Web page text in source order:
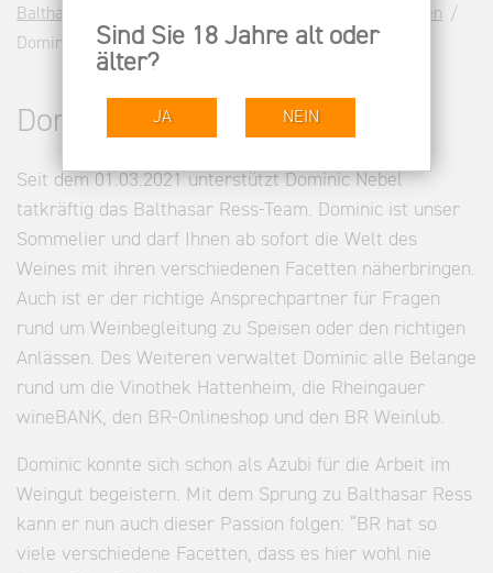
Balthasar Ress DE
Unsere Menschen
Dominic Nebel | Weingut Balthasar Ress Rheingau
Dominic Nebel
Seit dem 01.03.2021 unterstützt Dominic Nebel
tatkräftig das Balthasar Ress-Team. Dominic ist unser
Sommelier und darf Ihnen ab sofort die Welt des
Weines mit ihren verschiedenen Facetten näherbringen.
Auch ist er der richtige Ansprechpartner für Fragen
rund um Weinbegleitung zu Speisen oder den richtigen
Anlässen. Des Weiteren verwaltet Dominic alle Belange
rund um die Vinothek Hattenheim, die Rheingauer
wineBANK, den BR-Onlineshop und den BR Weinlub.
Dominic konnte sich schon als Azubi für die Arbeit im
Weingut begeistern. Mit dem Sprung zu Balthasar Ress
kann er nun auch dieser Passion folgen: “BR hat so
viele verschiedene Facetten, dass es hier wohl nie
Sind Sie 18 Jahre alt oder
älter?
JA NEIN